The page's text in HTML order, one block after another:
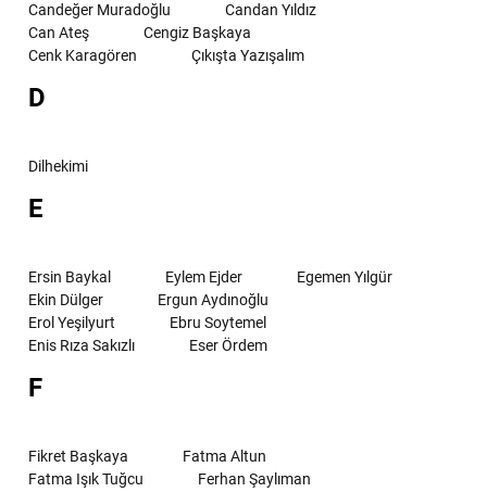
Candeğer Muradoğlu
Candan Yıldız
Can Ateş
Cengiz Başkaya
Cenk Karagören
Çıkışta Yazışalım
D
Dilhekimi
E
Ersin Baykal Eylem Ejder
Egemen Yılgür
Ekin Dülger
Ergun Aydınoğlu
Erol Yeşilyurt
Ebru Soytemel
Enis Rıza Sakızlı
Eser Ördem
F
Fikret Başkaya
Fatma Altun
Fatma Işık Tuğcu
Ferhan Şaylıman